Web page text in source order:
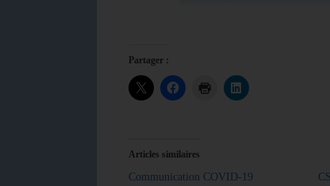
Partager :
Articles similaires
Communication COVID-19